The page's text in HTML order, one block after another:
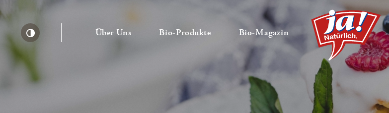
Über Uns— Untermenü ausklappen
Bio-Produkte— Untermenü ausklappen
Bio-Magazin — Untermenü ausklappen